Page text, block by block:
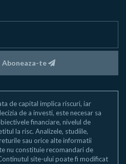
Aboneaza-te
de capital implica riscuri, iar
de a investi, este necesar sa
financiare, nivelul de
la risc. Analizele, studiile,
sau orice alte informatii
nu constituie recomandari de
site-ului poate fi modificat